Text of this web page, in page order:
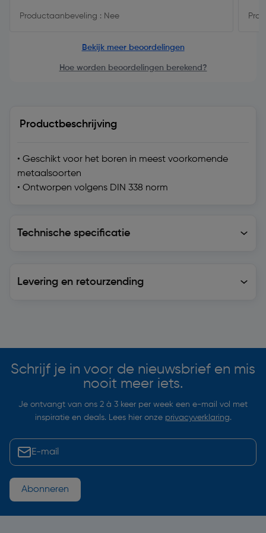
Productaanbeveling : Nee
Bekijk meer beoordelingen
Hoe worden beoordelingen berekend?
Productbeschrijving
• Geschikt voor het boren in meest voorkomende
metaalsoorten
• Ontworpen volgens DIN 338 norm
Technische specificatie
Levering en retourzending
Schrijf je in voor de nieuwsbrief en mis
nooit meer iets.
Je ontvangt van ons 2 à 3 keer per week een e-mail vol met
inspiratie en deals. Lees hier onze privacyverklaring.
Abonneren